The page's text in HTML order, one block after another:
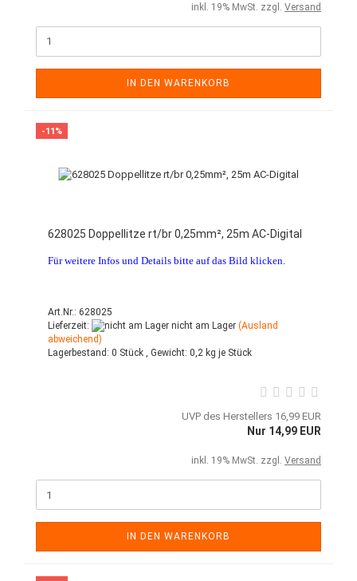
inkl. 19% MwSt. zzgl. Versand
IN DEN WARENKORB
-11%
628025 Doppellitze rt/br 0,25mm², 25m AC-Digital
Für weitere Infos und Details bitte auf das Bild klicken.
Art.Nr.: 628025
Lieferzeit:
nicht am Lager (Ausland
abweichend)
Lagerbestand: 0 Stück , Gewicht: 0,2 kg je Stück
UVP des Herstellers 16,99 EUR
Nur 14,99 EUR
inkl. 19% MwSt. zzgl. Versand
IN DEN WARENKORB